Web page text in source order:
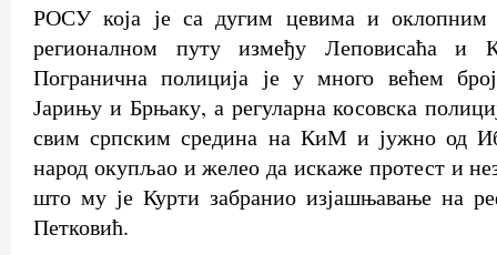
РОСУ која је са дугим цевима и оклопним
регионалном путу између Леповисаћа и
Погранична полиција је у много већем
Јарињу и Брњаку, а регуларна косовска
свим српским средина на КиМ и јужно од
народ окупљао и желео да искаже протест и
што му је Курти забранио изјашњавање на
Петковић.